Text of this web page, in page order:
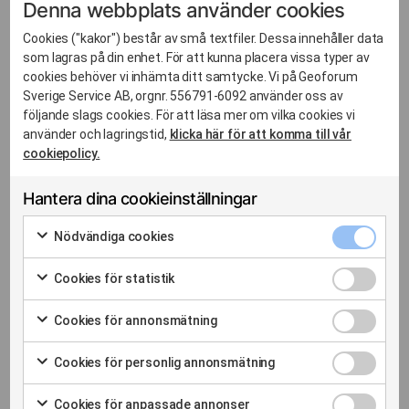
kakor som använts vid besök på webbplatsen
raderas från din dator.
I samband med att du registrerar ett konto på
våra medlemssidor får du godkänna vår
integritetspolicy. Kontot är personligt och en gång
per år får du ett mail med en länk där du bekräftar
att du vill behålla kontot. Vill du ta bort ditt konto
4.3 Personal och ideellt arbete
När du söker lediga tjänster/vill bli praktikant
använder vi dina personuppgifter endast för det
ändamål för vilka du lämnat dem. När en person
ansöker om en ledig tjänst hos Geoforum samlar
vi även in information om sökandens meriter.
Denna webbplats använder cookies
Cookies ("kakor") består av små textfiler. Dessa innehåller data
som lagras på din enhet. För att kunna placera vissa typer av
cookies behöver vi inhämta ditt samtycke. Vi på Geoforum
Sverige Service AB, orgnr. 556791-6092 använder oss av
följande slags cookies. För att läsa mer om vilka cookies vi
använder och lagringstid, klicka här för att komma till vår
cookiepolicy.
Hantera dina cookieinställningar
Nödvändiga cookies
Markera
för
samtycka
till
användning
av
cookies
Cookies för statistik
Markera
för
samtycka
till
användning
av
Cookies
för
statistik
Cookies för annonsmätning
Markera
för
samtycka
Cookies
för
Cookies för personlig annonsmätning
Markera
för
Cookies
för
Cookies för anpassade annonser
Cookies